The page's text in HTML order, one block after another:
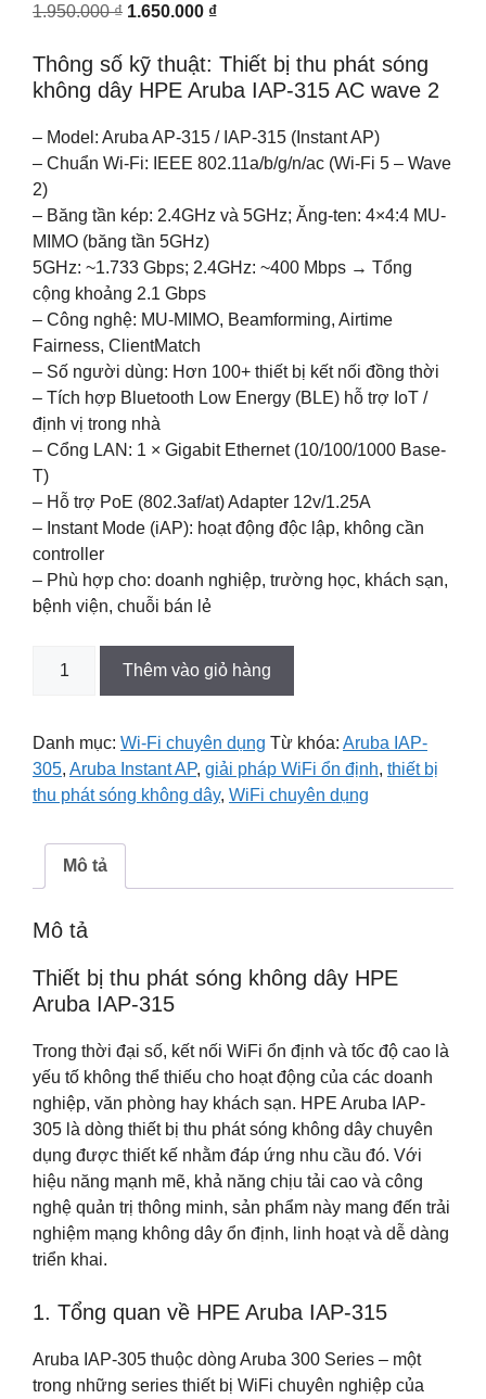
1.950.000₫ Original
was:
1.950.000 ₫.
1.650.000 ₫Current
is:
1.650.000 ₫.
Thông số kỹ thuật: Thiết bị thu phát sóng
không dây HPE Aruba IAP-315 AC wave 2
– Model: Aruba AP-315 / IAP-315 (Instant AP)
– Chuẩn Wi-Fi: IEEE 802.11a/b/g/n/ac (Wi-Fi 5 – Wave
2)
– Băng tần kép: 2.4GHz và 5GHz; Ăng-ten: 4×4:4 MU-
MIMO (băng tần 5GHz)
5GHz: ~1.733 Gbps; 2.4GHz: ~400 Mbps → Tổng
cộng khoảng 2.1 Gbps
– Công nghệ: MU-MIMO, Beamforming, Airtime
Fairness, ClientMatch
– Số người dùng: Hơn 100+ thiết bị kết nối đồng thời
– Tích hợp Bluetooth Low Energy (BLE) hỗ trợ IoT /
định vị trong nhà
– Cổng LAN: 1 × Gigabit Ethernet (10/100/1000 Base-
T)
– Hỗ trợ PoE (802.3af/at) Adapter 12v/1.25A
– Instant Mode (iAP): hoạt động độc lập, không cần
controller
– Phù hợp cho: doanh nghiệp, trường học, khách sạn,
bệnh viện, chuỗi bán lẻ
Wi-
Fi
Aruba
315
lượng
Thêm vào giỏ hàng
Danh mục: Wi-Fi chuyên dụng Từ khóa: Aruba IAP-
305, Aruba Instant AP, giải pháp WiFi ổn định, thiết bị
thu phát sóng không dây, WiFi chuyên dụng
Mô tả
Mô tả
Thiết bị thu phát sóng không dây HPE
Aruba IAP-315
Trong thời đại số, kết nối WiFi ổn định và tốc độ cao là
yếu tố không thể thiếu cho hoạt động của các doanh
nghiệp, văn phòng hay khách sạn. HPE Aruba IAP-
305 là dòng thiết bị thu phát sóng không dây chuyên
dụng được thiết kế nhằm đáp ứng nhu cầu đó. Với
hiệu năng mạnh mẽ, khả năng chịu tải cao và công
nghệ quản trị thông minh, sản phẩm này mang đến trải
nghiệm mạng không dây ổn định, linh hoạt và dễ dàng
triển khai.
1. Tổng quan về HPE Aruba IAP-315
Aruba IAP-305 thuộc dòng Aruba 300 Series – một
trong những series thiết bị WiFi chuyên nghiệp của